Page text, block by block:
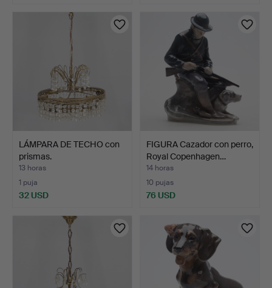
LÁMPARA DE TECHO con
prismas.
13 horas
1 puja
32 USD
FIGURA Cazador con perro,
Royal Copenhagen…
14 horas
10 pujas
76 USD